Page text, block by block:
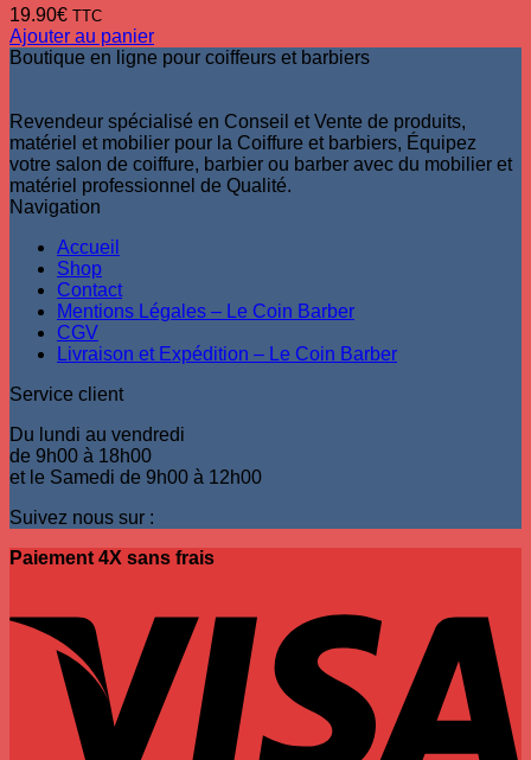
19.90€ TTC
Ajouter au panier
Boutique en ligne pour coiffeurs et barbiers
Revendeur spécialisé en Conseil et Vente de produits,
matériel et mobilier pour la Coiffure et barbiers, Équipez
votre salon de coiffure, barbier ou barber avec du mobilier et
matériel professionnel de Qualité.
Navigation
Accueil
Shop
Contact
Mentions Légales – Le Coin Barber
CGV
Livraison et Expédition – Le Coin Barber
Service client
Du lundi au vendredi
de 9h00 à 18h00
et le Samedi de 9h00 à 12h00
Suivez nous sur :
Paiement 4X sans frais